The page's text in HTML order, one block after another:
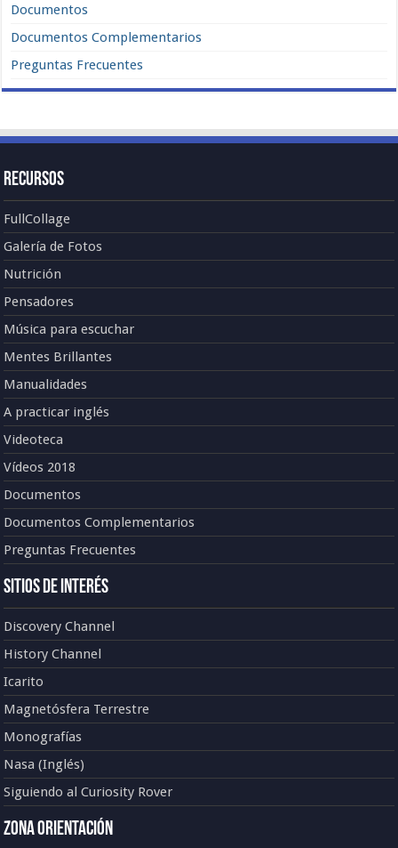
Documentos
Documentos Complementarios
Preguntas Frecuentes
Recursos
FullCollage
Galería de Fotos
Nutrición
Pensadores
Música para escuchar
Mentes Brillantes
Manualidades
A practicar inglés
Videoteca
Vídeos 2018
Documentos
Documentos Complementarios
Preguntas Frecuentes
Sitios de Interés
Discovery Channel
History Channel
Icarito
Magnetósfera Terrestre
Monografías
Nasa (Inglés)
Siguiendo al Curiosity Rover
Zona Orientación